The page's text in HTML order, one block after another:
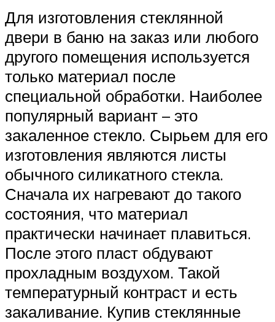
Для изготовления стеклянной
двери в баню на заказ или любого
другого помещения используется
только материал после
специальной обработки. Наиболее
популярный вариант – это
закаленное стекло. Сырьем для его
изготовления являются листы
обычного силикатного стекла.
Сначала их нагревают до такого
состояния, что материал
практически начинает плавиться.
После этого пласт обдувают
прохладным воздухом. Такой
температурный контраст и есть
закаливание. Купив стеклянные